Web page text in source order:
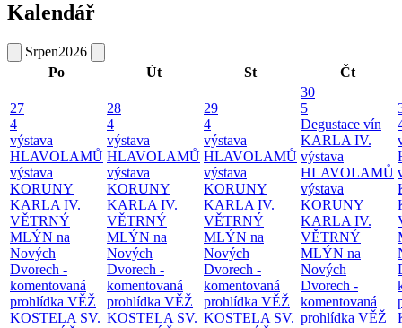
Kalendář
Srpen2026
Po
Út St Čt
27
4
výstava
HLAVOLAMŮ
výstava
KORUNY
KARLA IV.
VĚTRNÝ
MLÝN na
Nových
Dvorech -
komentovaná
prohlídka VĚŽ
KOSTELA SV.
28
4
výstava
HLAVOLAMŮ
výstava
KORUNY
KARLA IV.
VĚTRNÝ
MLÝN na
Nových
Dvorech -
komentovaná
prohlídka VĚŽ
KOSTELA SV.
29
4
výstava
HLAVOLAMŮ
výstava
KORUNY
KARLA IV.
VĚTRNÝ
MLÝN na
Nových
Dvorech -
komentovaná
prohlídka VĚŽ
KOSTELA SV.
30
5
Degustace vín
KARLA IV.
výstava
HLAVOLAMŮ
výstava
KORUNY
KARLA IV.
VĚTRNÝ
MLÝN na
Nových
Dvorech -
komentovaná
prohlídka VĚŽ